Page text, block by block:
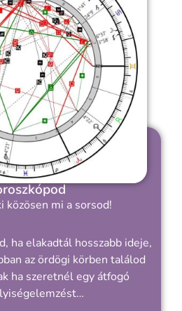
közösen mi a sorsod!
ha elakadtál hosszabb ideje,
az ördögi körben találod
ha szeretnél egy átfogó